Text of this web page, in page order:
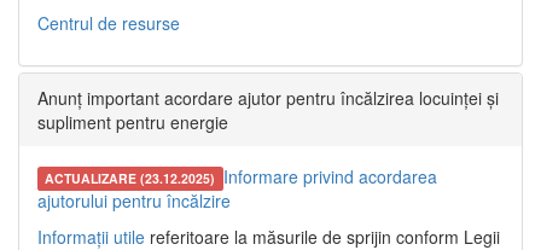
Centrul de resurse
Anunț important acordare ajutor pentru încălzirea locuinței și
supliment pentru energie
ACTUALIZARE (23.12.2025) Informare privind acordarea
ajutorului pentru încălzire
Informații utile referitoare la măsurile de sprijin conform Legii